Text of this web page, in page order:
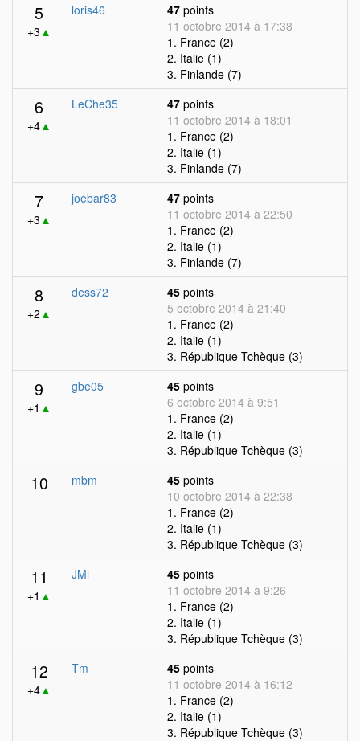
5
+3 ▲
loris46 47 points
11 octobre 2014 à 17:38
1. France (2)
2. Italie (1)
3. Finlande (7)
6
+4▲
LeChe35 47 points
11 octobre 2014 à 18:01
1. France (2)
2. Italie (1)
3. Finlande (7)
7
+3 ▲
joebar83 47 points
11 octobre 2014 à 22:50
1. France (2)
2. Italie (1)
3. Finlande (7)
8
+2 ▲
dess72 45 points
5 octobre 2014 à 21:40
1. France (2)
2. Italie (1)
3. République Tchèque (3)
9
+1 ▲
gbe05 45 points
6 octobre 2014 à 9:51
1. France (2)
2. Italie (1)
3. République Tchèque (3)
10 mbm 45 points
10 octobre 2014 à 22:38
1. France (2)
2. Italie (1)
3. République Tchèque (3)
11
+1 ▲
JMi 45 points
11 octobre 2014 à 9:26
1. France (2)
2. Italie (1)
3. République Tchèque (3)
12
+4▲
Tm 45 points
11 octobre 2014 à 16:12
1. France (2)
2. Italie (1)
3. République Tchèque (3)